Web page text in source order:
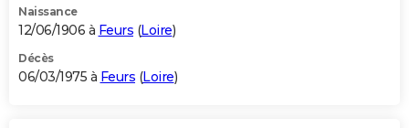
Naissance
12/06/1906 à Feurs (Loire)
Décès
06/03/1975 à Feurs (Loire)